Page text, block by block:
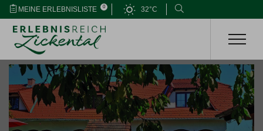
MEINE ERLEBNISLISTE 0 32°C